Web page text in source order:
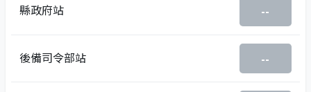
縣政府站 --
後備司令部站 --